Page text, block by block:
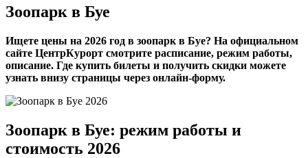
Зоопарк в Буе
Ищете цены на 2026 год в зоопарк в Буе? На официальном
сайте ЦентрКурорт смотрите расписание, режим работы,
описание. Где купить билеты и получить скидки можете
узнать внизу страницы через онлайн-форму.
Зоопарк в Буе: режим работы и
стоимость 2026